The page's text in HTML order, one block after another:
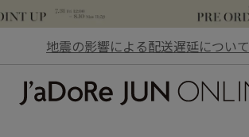
地震の影響による配送遅延について